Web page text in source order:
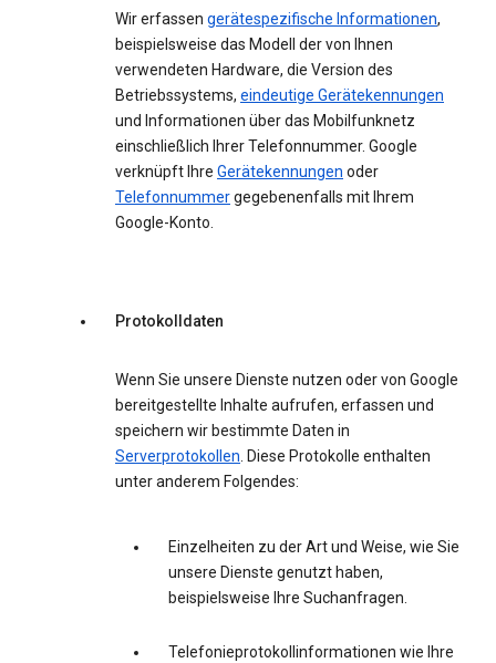
Wir erfassen gerätespezifische Informationen,
beispielsweise das Modell der von Ihnen
verwendeten Hardware, die Version des
Betriebssystems, eindeutige Gerätekennungen
und Informationen über das Mobilfunknetz
einschließlich Ihrer Telefonnummer. Google
verknüpft Ihre Gerätekennungen oder
Telefonnummergegebenenfalls mit Ihrem
Google-Konto.
Protokolldaten
Wenn Sie unsere Dienste nutzen oder von Google
bereitgestellte Inhalte aufrufen, erfassen und
speichern wir bestimmte Daten in
Serverprotokollen. Diese Protokolle enthalten
unter anderem Folgendes:
Einzelheiten zu der Art und Weise, wie Sie
unsere Dienste genutzt haben,
beispielsweise Ihre Suchanfragen.
Telefonieprotokollinformationen wie Ihre